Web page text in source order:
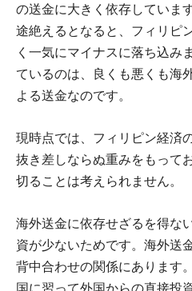
の送金に大きく依存していま
途絶えるとなると、フィリピ
く一気にマイナスに落ち込み
ているのは、良くも悪くも海
よる送金なのです。
現時点では、フィリピン経済
抜き差しならぬ重みをもって
切ることは考えられません。
海外送金に依存せざるを得な
資が少ないためです。海外送
背中合わせの関係にあります